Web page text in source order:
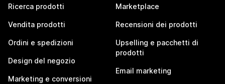
Ricerca prodotti
Vendita prodotti
Ordini e spedizioni
Design del negozio
Marketing e conversioni
Marketplace
Recensioni dei prodotti
Upselling e pacchetti di
prodotti
Email marketing